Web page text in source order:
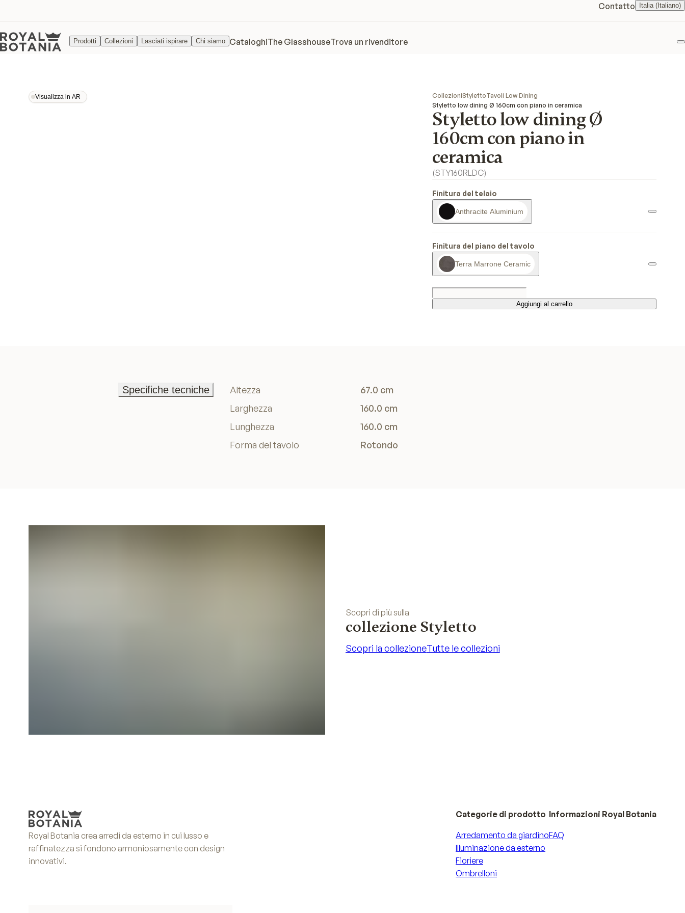
Contatto Italia (Italiano)
Prodotti Collezioni Lasciati ispirare Chi siamo CataloghiThe GlasshouseTrova un rivenditore
Visualizza in AR
Visualizza in AR
CollezioniStylettoTavoli Low Dining
Styletto low dining Ø 160cm con piano in ceramica
Styletto low dining Ø
160cm con piano in
ceramica
(STY160RLDC)
Finitura del telaio
Anthracite Aluminium
Finitura del piano del tavolo
Terra Marrone Ceramic
Aggiungi al carrello
Aggiungi al carrello
Specifiche tecniche
Altezza
67.0 cm
Larghezza
160.0 cm
Lunghezza
160.0 cm
Forma del tavolo
Rotondo
Scopri di più sulla
collezione Styletto
Scopri la collezioneTutte le collezioni
Royal Botania crea arredi da esterno in cui lusso e
raffinatezza si fondono armoniosamente con design
innovativi.
Categorie di prodotto
Arredamento da giardino
Illuminazione da esterno
Fioriere
Ombrelloni
Informazioni Royal Botania
FAQ